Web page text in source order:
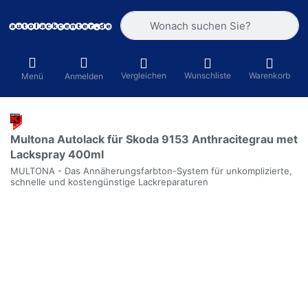
Geben Sie einen Suchbegriff ein.
Menü Anmelden Vergleichen Wunschliste Warenkorb
Multona Autolack für Skoda 9153 Anthracitegrau met
Lackspray 400ml
MULTONA - Das Annäherungsfarbton-System für unkomplizierte,
schnelle und kostengünstige Lackreparaturen